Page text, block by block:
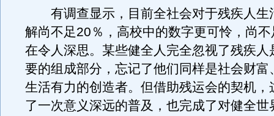
有调查显示，目前全社会对于残疾人生
解尚不足20％，高校中的数字更可怜，尚
在令人深思。某些健全人完全忽视了残疾人
要的组成部分，忘记了他们同样是社会财富
生活有力的创造者。但借助残运会的契机，
了一次意义深远的普及，也完成了对健全世